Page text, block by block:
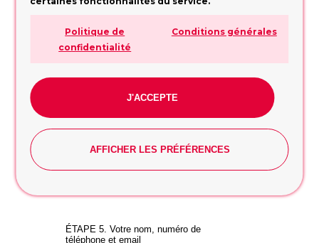
ÉTAPE 3 : Pour qui les ballons?
pour elle
pour lui
ÉTAPE 5. Votre nom, numéro de
téléphone et email
Politique de
confidentialité
Conditions générales
J'ACCEPTE
AFFICHER LES PRÉFÉRENCES